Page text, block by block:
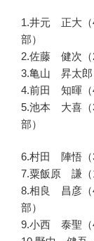
1.井元 正大（
部）
2.佐藤 健次（
3.亀山 昇太郎
4.前田 知暉（
5.池本 大喜（
部）
6.村田 陣悟（
7.粟飯原 謙（
8.相良 昌彦（
部）
9.小西 泰聖（